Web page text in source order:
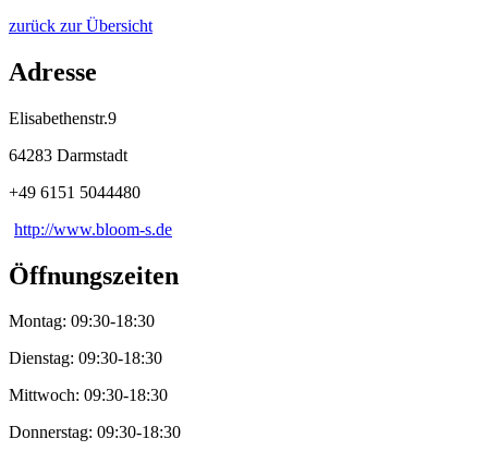
zurück zur Übersicht
Adresse
Elisabethenstr.9
64283 Darmstadt
+49 6151 5044480
http://www.bloom-s.de
Öffnungszeiten
Montag: 09:30-18:30
Dienstag: 09:30-18:30
Mittwoch: 09:30-18:30
Donnerstag: 09:30-18:30